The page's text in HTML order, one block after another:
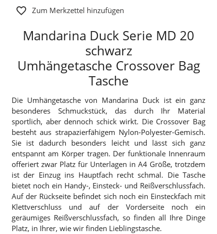
Zum Merkzettel hinzufügen
Mandarina Duck Serie MD 20
schwarz
Umhängetasche Crossover Bag
Tasche
Die Umhängetasche von Mandarina Duck ist ein ganz
besonderes Schmuckstück, das durch Ihr Material
sportlich, aber dennoch schick wirkt. Die Crossover Bag
besteht aus strapazierfähigem Nylon-Polyester-Gemisch.
Sie ist dadurch besonders leicht und lässt sich ganz
entspannt am Körper tragen. Der funktionale Innenraum
offeriert zwar Platz für Unterlagen in A4 Größe, trotzdem
ist der Einzug ins Hauptfach recht schmal. Die Tasche
bietet noch ein Handy-, Einsteck- und Reißverschlussfach.
Auf der Rückseite befindet sich noch ein Einsteckfach mit
Klettverschluss und auf der Vorderseite noch ein
geräumiges Reißverschlussfach, so finden all Ihre Dinge
Platz, in Ihrer, wie wir finden Lieblingstasche.